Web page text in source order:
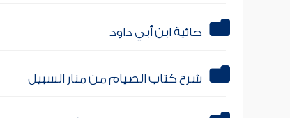
حائية ابن أبي داود
شرح كتاب الصيام من منار السبيل